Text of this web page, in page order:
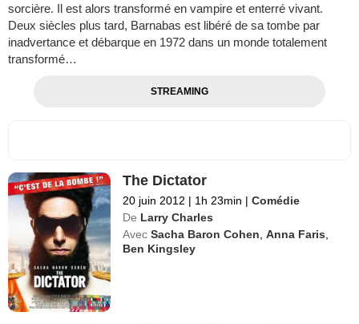
sorcière. Il est alors transformé en vampire et enterré vivant.
Deux siècles plus tard, Barnabas est libéré de sa tombe par
inadvertance et débarque en 1972 dans un monde totalement
transformé…
STREAMING
The Dictator
20 juin 2012 | 1h 23min | Comédie
De Larry Charles
Avec Sacha Baron Cohen ,Anna Faris
Ben Kingsley